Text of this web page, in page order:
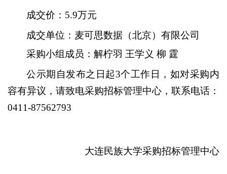
成交价：5.9万元
成交单位：麦可思数据（北京）有限公司
采购小组成员：解柠羽 王学义 柳 霆
公示期自发布之日起3个工作日，如对采购内
容有异议，请致电采购招标管理中心，联系电话：
0411-87562793
大连民族大学采购招标管理中心